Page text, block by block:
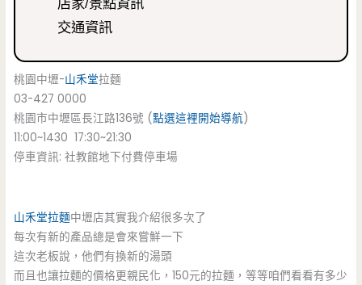
店家/景點資訊
交通資訊
桃園中壢-山禾堂拉麵
03-427 0000
桃園市中壢區長江路136號 (點選這裡開始導航)
11:00~1430 17:30~21:30
停車資訊: 社教館地下付費停車場
山禾堂拉麵中壢店其實我介紹很多次了
每次有新的產品總是會來嘗鮮一下
這次老板說，他們有換新的湯頭
而且也讓拉麵的價格更親民化，150元的拉麵，等等咱們看看有多少